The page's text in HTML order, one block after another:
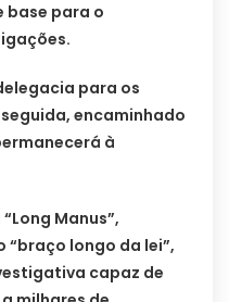
base para o
para os
encaminhado
à
Manus”,
“braço longo da lei”,
capaz de